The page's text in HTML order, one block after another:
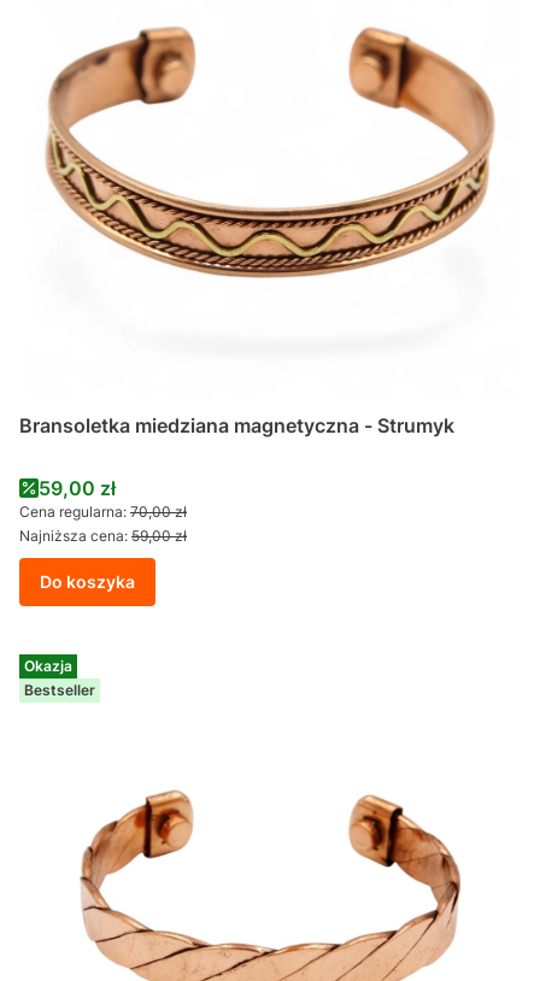
Bransoletka miedziana magnetyczna - Strumyk
Cena promocyjna
59,00 zł
Cena regularna: 70,00 zł
Najniższa cena: 59,00 zł
Do koszyka
Okazja
Bestseller